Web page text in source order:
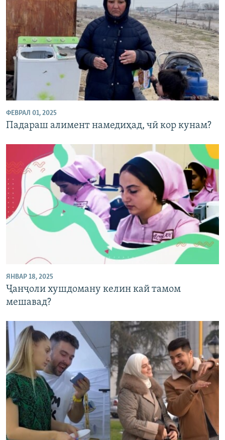
ФЕВРАЛ 01, 2025
Падараш алимент намедиҳад, чӣ кор кунам?
ЯНВАР 18, 2025
Ҷанҷоли хушдоману келин кай тамом
мешавад?